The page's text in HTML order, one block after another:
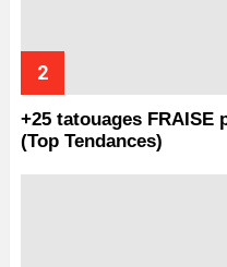
+25 tatouages
(Top Tendances)